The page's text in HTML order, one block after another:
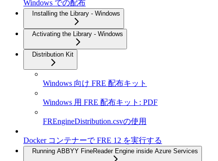
Windows での配布
Installing the Library - Windows
Activating the Library - Windows
Distribution Kit
Windows 向け FRE 配布キット
Windows 用 FRE 配布キット: PDF
FREngineDistribution.csvの使用
Docker コンテナーで FRE 12 を実行する
Running ABBYY FineReader Engine inside Azure Services